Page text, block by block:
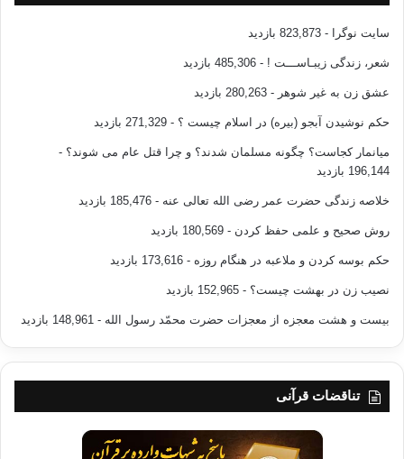
سایت نوگرا - 823,873 بازدید
شعر، زندگی زیبـاســـت ! - 485,306 بازدید
عشق زن به غیر شوهر - 280,263 بازدید
حکم نوشیدن آبجو (بیره) در اسلام چیست ؟ - 271,329 بازدید
میانمار کجاست؟ چگونه مسلمان شدند؟ و چرا قتل عام می شوند؟ -
196,144 بازدید
خلاصه زندگی حضرت عمر رضی الله تعالی عنه - 185,476 بازدید
روش صحیح و علمی حفظ کردن - 180,569 بازدید
حکم بوسه کردن و ملاعبه در هنگام روزه - 173,616 بازدید
نصیب زن در بهشت چیست؟ - 152,965 بازدید
بیست و هشت معجزه از معجزات حضرت محمّد رسول الله - 148,961 بازدید
تناقضات قرآنی